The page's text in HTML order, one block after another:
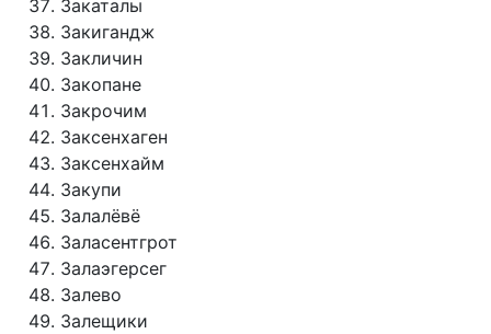
Закаталы
Закигандж
Закличин
Закопане
Закрочим
Заксенхаген
Заксенхайм
Закупи
Залалёвё
Заласентгрот
Залаэгерсег
Залево
Залещики